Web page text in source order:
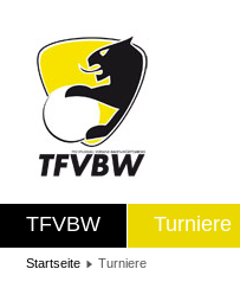
TFVBW Turniere
Startseite Turniere